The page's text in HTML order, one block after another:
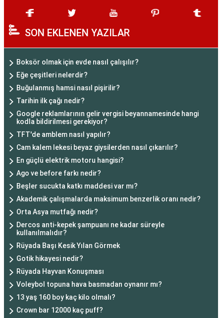
SON EKLENEN YAZILAR
Boksör olmak için evde nasıl çalışılır?
Eğe çeşitleri nelerdir?
Buğulanmış hamsi nasıl pişirilir?
Tarihin ilk çağı nedir?
Google reklamlarının gelir vergisi beyannamesinde hangi
kodla bildirilmesi gerekiyor?
TFT'de amblem nasıl yapılır?
Cam kalem lekesi beyaz giysilerden nasıl çıkarılır?
En güçlü elektrik motoru hangisi?
Ago ve before farkı nedir?
Beşler sucukta katkı maddesi var mı?
Akademik çalışmalarda maksimum benzerlik oranı nedir?
Orta Asya mutfağı nedir?
Dercos anti-kepek şampuanı ne kadar süreyle
kullanılmalıdır?
Rüyada Başı Kesik Yılan Görmek
Gotik hikayesi nedir?
Rüyada Hayvan Konuşması
Voleybol topuna hava basmadan oynanır mı?
13 yaş 160 boy kaç kilo olmalı?
Crown bar 12000 kaç puff?